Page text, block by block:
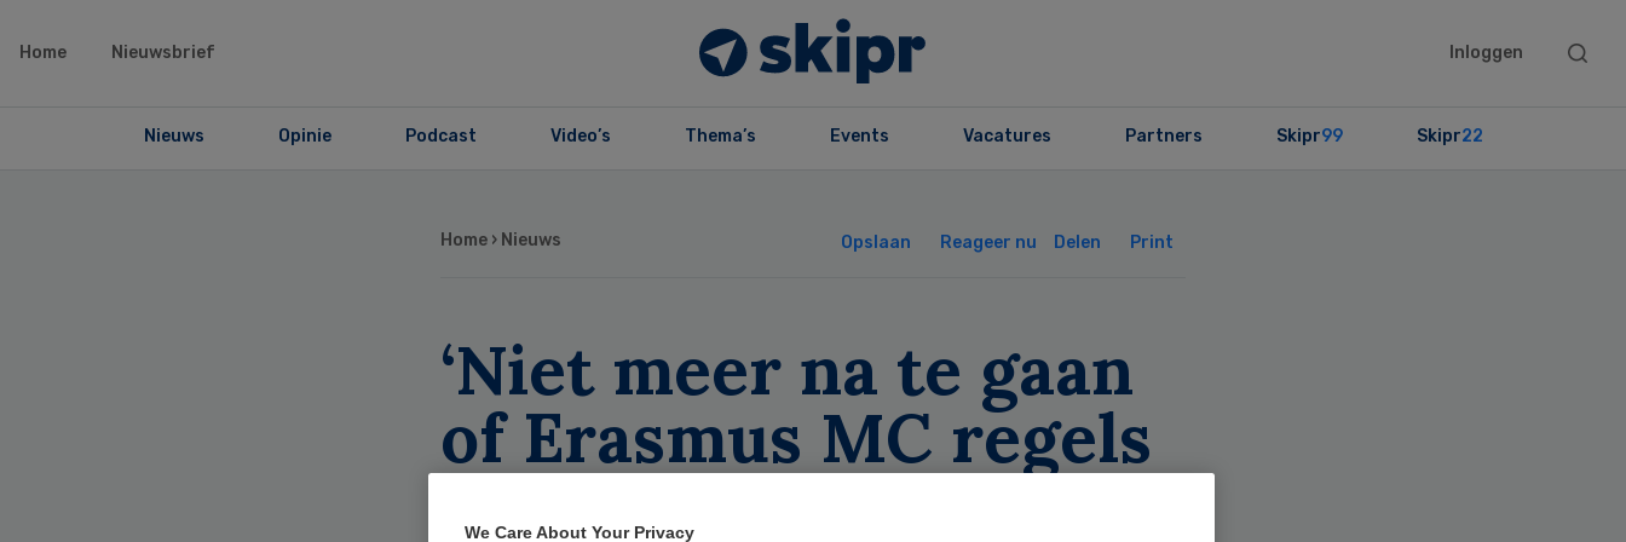
Home Nieuwsbrief Inloggen
Search
Nieuws Opinie Podcast Video’s Thema’s Events Vacatures Partners Skipr99 Skipr22
Home › Nieuws Opslaan Reageer nu Delen Print
‘Niet meer na te gaan
of Erasmus MC regels
overtrad’
We Care About Your Privacy